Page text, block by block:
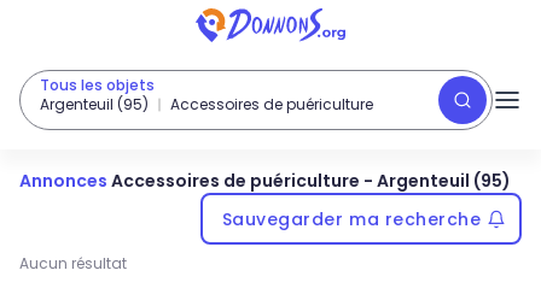
Tous les objets
Argenteuil (95)
Accessoires de puériculture
Annonces Accessoires de puériculture - Argenteuil (95)
Sauvegarder ma recherche
Aucun résultat